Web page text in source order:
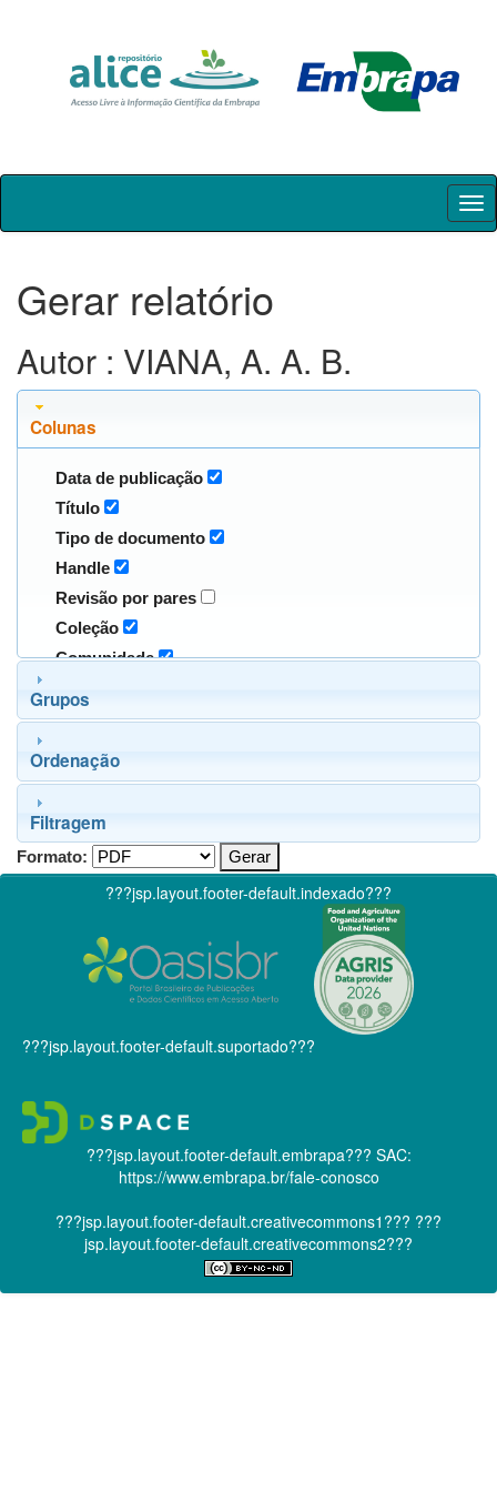
Skip
Gerar relatório
Autor : VIANA, A. A. B.
Colunas
Data de publicação
Título
Tipo de documento
Handle
Revisão por pares
Coleção
Comunidade
Grupos
Ordenação
Filtragem
Formato:
???jsp.layout.footer-default.indexado???
???jsp.layout.footer-default.suportado???
???jsp.layout.footer-default.embrapa??? SAC:
https://www.embrapa.br/fale-conosco
???jsp.layout.footer-default.creativecommons1??? ???
jsp.layout.footer-default.creativecommons2???